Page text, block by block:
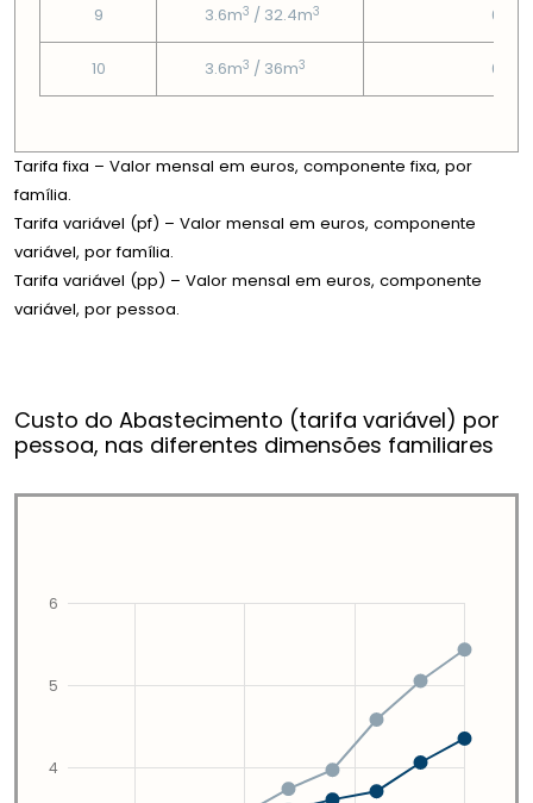
9 3.6m3 / 32.4m3 0.77€
10 3.6m3 / 36m3 0.77€
Tarifa fixa – Valor mensal em euros, componente fixa, por
família.
Tarifa variável (pf) – Valor mensal em euros, componente
variável, por família.
Tarifa variável (pp) – Valor mensal em euros, componente
variável, por pessoa.
Custo do Abastecimento (tarifa variável) por
pessoa, nas diferentes dimensões familiares
4
5
6